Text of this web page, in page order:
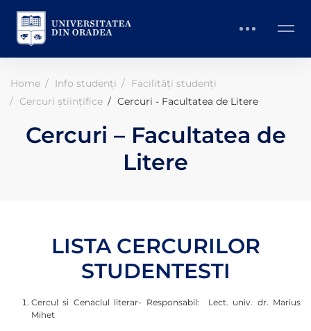
Home Info studenți
Facilități studenți
Cercuri științifice
Cercuri - Facultatea de Litere
Cercuri – Facultatea de
Litere
LISTA CERCURILOR
STUDENTESTI
Cercul si Cenaclul literar- Responsabil: Lect. univ. dr. Marius
Mihet